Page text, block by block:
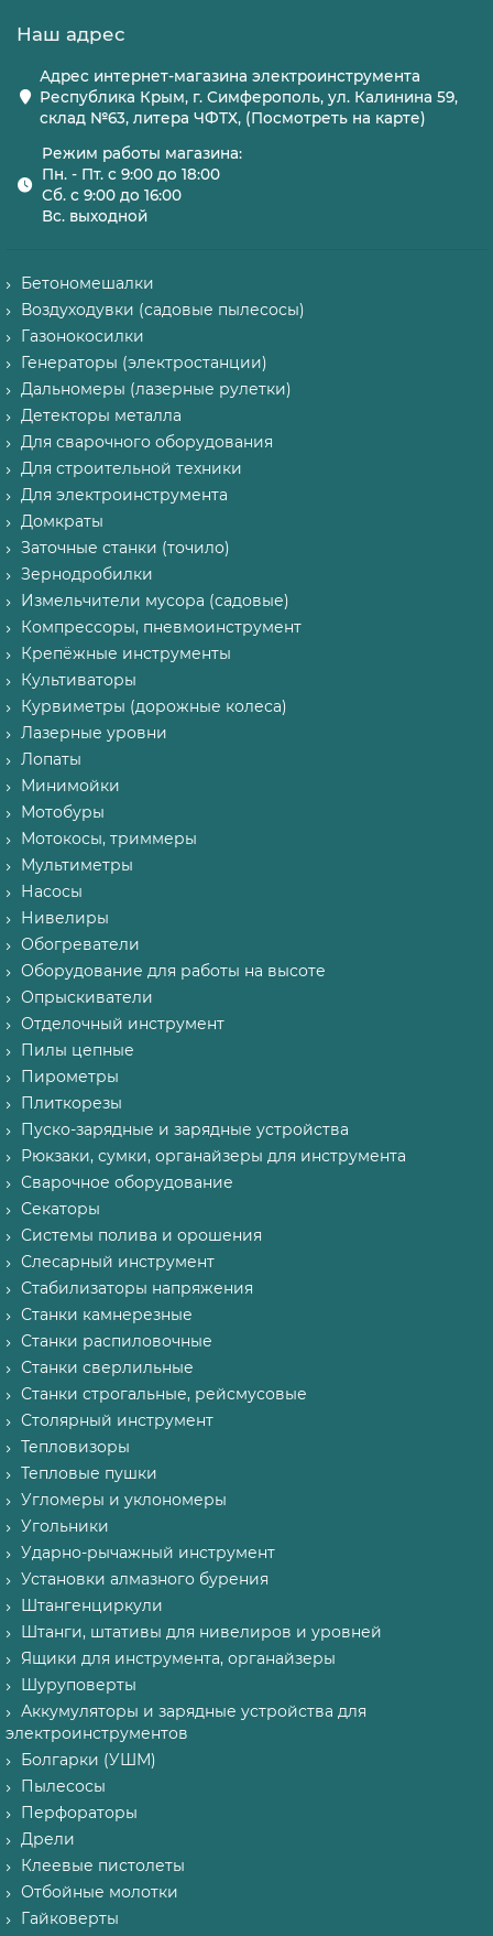
Наш адрес
Адрес интернет-магазина электроинструмента
Республика Крым, г. Симферополь, ул. Калинина 59,
склад №63, литера ЧФТХ, (Посмотреть на карте)
Режим работы магазина:
Пн. - Пт. с 9:00 до 18:00
Сб. с 9:00 до 16:00
Вс. выходной
Бетономешалки
Воздуходувки (садовые пылесосы)
Газонокосилки
Генераторы (электростанции)
Дальномеры (лазерные рулетки)
Детекторы металла
Для сварочного оборудования
Для строительной техники
Для электроинструмента
Домкраты
Заточные станки (точило)
Зернодробилки
Измельчители мусора (садовые)
Компрессоры, пневмоинструмент
Крепёжные инструменты
Культиваторы
Курвиметры (дорожные колеса)
Лазерные уровни
Лопаты
Минимойки
Мотобуры
Мотокосы, триммеры
Мультиметры
Насосы
Нивелиры
Обогреватели
Оборудование для работы на высоте
Опрыскиватели
Отделочный инструмент
Пилы цепные
Пирометры
Плиткорезы
Пуско-зарядные и зарядные устройства
Рюкзаки, сумки, органайзеры для инструмента
Сварочное оборудование
Секаторы
Системы полива и орошения
Слесарный инструмент
Стабилизаторы напряжения
Станки камнерезные
Станки распиловочные
Станки сверлильные
Станки строгальные, рейсмусовые
Столярный инструмент
Тепловизоры
Тепловые пушки
Угломеры и уклономеры
Угольники
Ударно-рычажный инструмент
Установки алмазного бурения
Штангенциркули
Штанги, штативы для нивелиров и уровней
Ящики для инструмента, органайзеры
Шуруповерты
Аккумуляторы и зарядные устройства для
электроинструментов
Болгарки (УШМ)
Пылесосы
Перфораторы
Дрели
Клеевые пистолеты
Отбойные молотки
Гайковерты